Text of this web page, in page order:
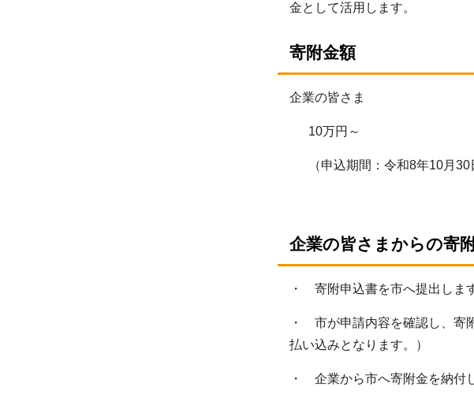
金として活用します。
寄附金額
企業の皆さま
10万円～
（申込期間：令和8年10月30
企業の皆さまからの寄
・ 寄附申込書を市へ提出しま
・ 市が申請内容を確認し、寄
払い込みとなります。）
・ 企業から市へ寄附金を納付